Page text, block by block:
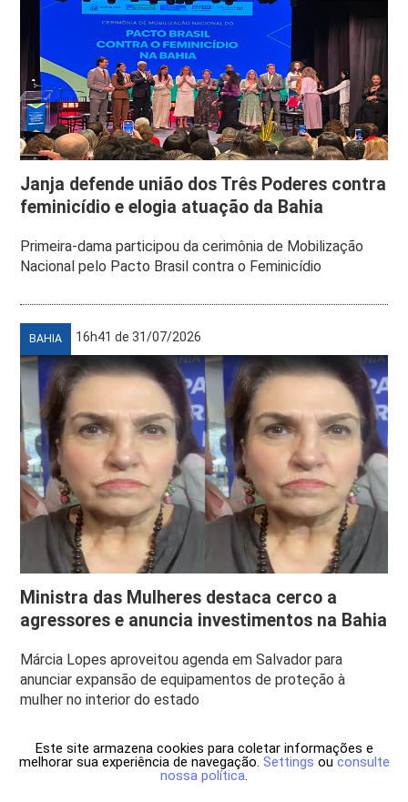
Janja defende união dos Três Poderes contra
feminicídio e elogia atuação da Bahia
Primeira-dama participou da cerimônia de Mobilização
Nacional pelo Pacto Brasil contra o Feminicídio
BAHIA 16h41 de 31/07/2026
Ministra das Mulheres destaca cerco a
agressores e anuncia investimentos na Bahia
Márcia Lopes aproveitou agenda em Salvador para
anunciar expansão de equipamentos de proteção à
mulher no interior do estado
Este site armazena cookies para coletar informações e
melhorar sua experiência de navegação. Settings ou consulte
nossa política.